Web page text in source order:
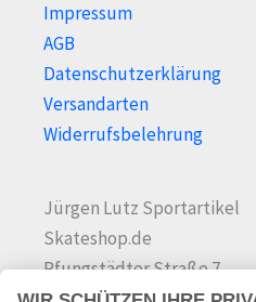
Impressum
AGB
Datenschutzerklärung
Versandarten
Widerrufsbelehrung
Jürgen Lutz Sportartikel
Skateshop.de
Pfungstädter Straße 7